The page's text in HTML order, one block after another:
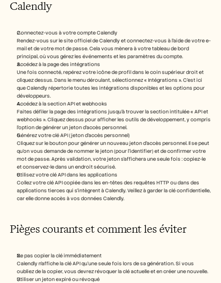
Calendly
Connectez-vous à votre compte Calendly
Rendez-vous sur le site officiel de Calendly et connectez-vous à l’aide de votre e-
mail et de votre mot de passe. Cela vous mènera à votre tableau de bord
principal, où vous gérez les événements et les paramètres du compte.
Accédez à la page des intégrations
Une fois connecté, repérez votre icône de profil dans le coin supérieur droit et
cliquez dessus. Dans le menu déroulant, sélectionnez « Intégrations ». C’est ici
que Calendly répertorie toutes les intégrations disponibles et les options pour
développeurs.
Accédez à la section API et webhooks
Faites défiler la page des intégrations jusqu’à trouver la section intitulée « API et
webhooks ». Cliquez dessus pour afficher les outils de développement, y compris
l’option de générer un jeton d’accès personnel.
Générez votre clé API (jeton d’accès personnel)
Cliquez sur le bouton pour générer un nouveau jeton d’accès personnel. Il se peut
qu’on vous demande de nommer le jeton (pour l’identifier) et de confirmer votre
mot de passe. Après validation, votre jeton s’affichera une seule fois : copiez-le
et conservez-le dans un endroit sécurisé.
Utilisez votre clé API dans les applications
Collez votre clé API copiée dans les en-têtes des requêtes HTTP ou dans des
applications tierces qui s’intègrent à Calendly. Veillez à garder la clé confidentielle,
car elle donne accès à vos données Calendly.
Pièges courants et comment les éviter
Ne pas copier la clé immédiatement
Calendly n’affiche la clé API qu’une seule fois lors de sa génération. Si vous
oubliez de la copier, vous devrez révoquer la clé actuelle et en créer une nouvelle.
Utiliser un jeton expiré ou révoqué